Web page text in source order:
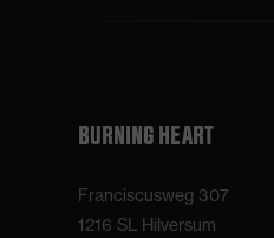
BURNING HEART
Franciscusweg 307
1216 SL Hilversum